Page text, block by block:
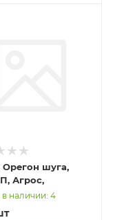
Орегон шуга,
Агрос,
в наличии: 4